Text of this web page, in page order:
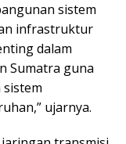
sistem
infrastruktur
dalam
Sumatra guna
ujarnya.